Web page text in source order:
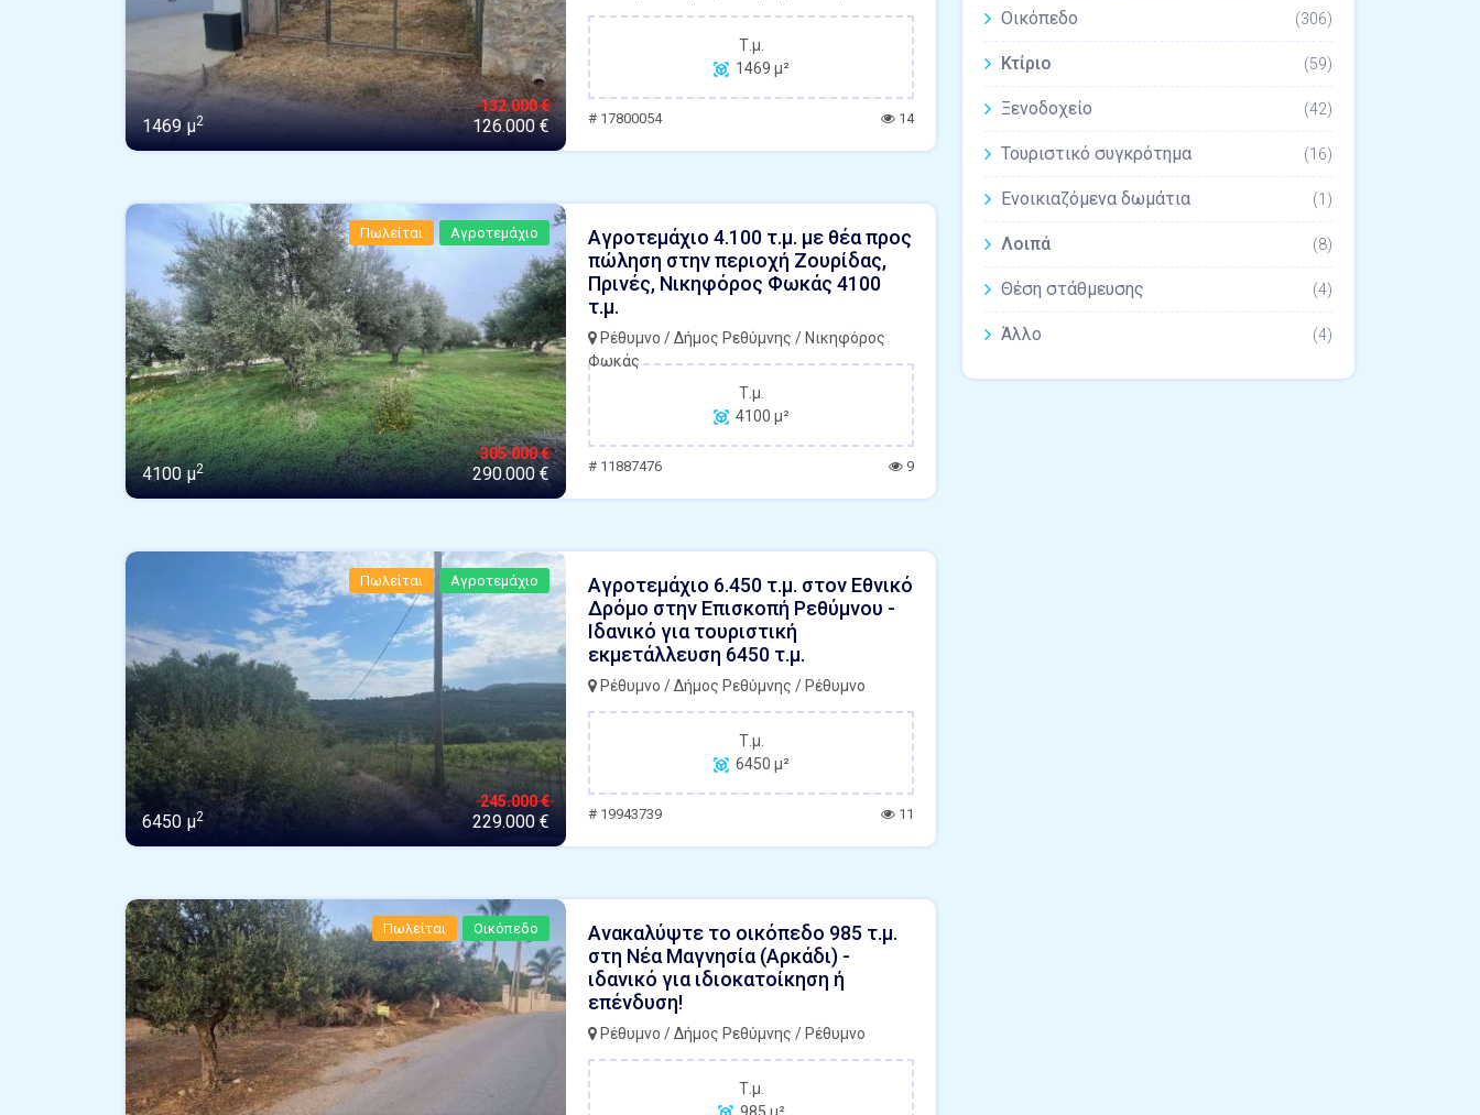
1469 μ2
132.000 €
126.000 €
Τ.μ.
1469 μ²
# 17800054 14
Πωλείται Αγροτεμάχιο
4100 μ2
305.000 €
290.000 €
Αγροτεμάχιο 4.100 τ.μ. με θέα προς
πώληση στην περιοχή Ζουρίδας,
Πρινές, Νικηφόρος Φωκάς 4100
τ.μ.
Ρέθυμνο / Δήμος Ρεθύμνης / Νικηφόρος
Φωκάς
Τ.μ.
4100 μ²
# 11887476 9
Πωλείται Αγροτεμάχιο
6450 μ2
245.000 €
229.000 €
Αγροτεμάχιο 6.450 τ.μ. στον Εθνικό
Δρόμο στην Επισκοπή Ρεθύμνου -
Ιδανικό για τουριστική
εκμετάλλευση 6450 τ.μ.
Ρέθυμνο / Δήμος Ρεθύμνης / Ρέθυμνο
Τ.μ.
6450 μ²
# 19943739 11
Πωλείται Οικόπεδο
Ανακαλύψτε το οικόπεδο 985 τ.μ.
στη Νέα Μαγνησία (Αρκάδι) -
ιδανικό για ιδιοκατοίκηση ή
επένδυση!
Ρέθυμνο / Δήμος Ρεθύμνης / Ρέθυμνο
Τ.μ.
Οικόπεδο (306)
Κτίριο (59)
Ξενοδοχείο (42)
Τουριστικό συγκρότημα (16)
Ενοικιαζόμενα δωμάτια (1)
Λοιπά (8)
Θέση στάθμευσης (4)
Άλλο (4)